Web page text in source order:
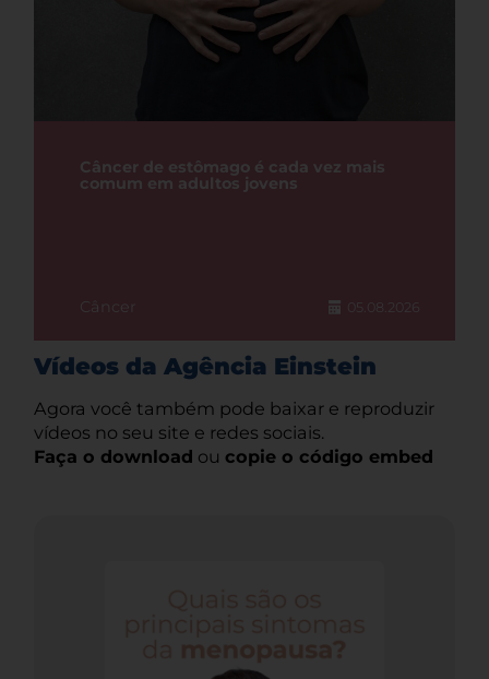
Câncer de estômago é cada vez mais
comum em adultos jovens
Câncer 05.08.2026
Vídeos da Agência Einstein
Agora você também pode baixar e reproduzir
vídeos no seu site e redes sociais.
Faça o download ou copie o código embed